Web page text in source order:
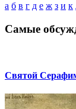
а б в г д е ж з и к
Самые
Святой